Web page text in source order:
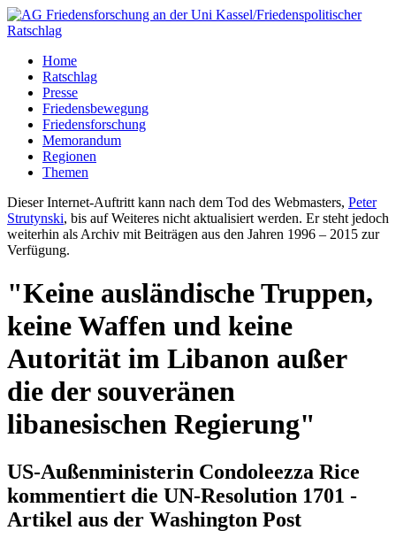
Home
Ratschlag
Presse
Friedensbewegung
Friedensforschung
Memorandum
Regionen
Themen
Dieser Internet-Auftritt kann nach dem Tod des Webmasters, Peter
Strutynski, bis auf Weiteres nicht aktualisiert werden. Er steht jedoch
weiterhin als Archiv mit Beiträgen aus den Jahren 1996 – 2015 zur
Verfügung.
"Keine ausländische Truppen,
keine Waffen und keine
Autorität im Libanon außer
die der souveränen
libanesischen Regierung"
US-Außenministerin Condoleezza Rice
kommentiert die UN-Resolution 1701 -
Artikel aus der Washington Post